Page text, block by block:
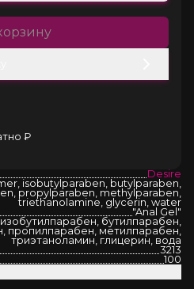
₽
Desire
isobutylparaben, butylparaben,
propylparaben, methylparaben,
triethanolamine, glycerin, water
"Anal Gel"
бутилпарабен,
пропилпарабен, метилпарабен,
триэтаноламин, глицерин, вода
3213
100